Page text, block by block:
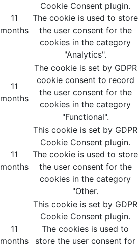
11
months
Cookie Consent plugin.
The cookie is used to store
the user consent for the
cookies in the category
"Analytics".
11
months
The cookie is set by GDPR
cookie consent to record
the user consent for the
cookies in the category
"Functional".
11
months
This cookie is set by GDPR
Cookie Consent plugin.
The cookie is used to store
the user consent for the
cookies in the category
"Other.
11
months
This cookie is set by GDPR
Cookie Consent plugin.
The cookies is used to
store the user consent for